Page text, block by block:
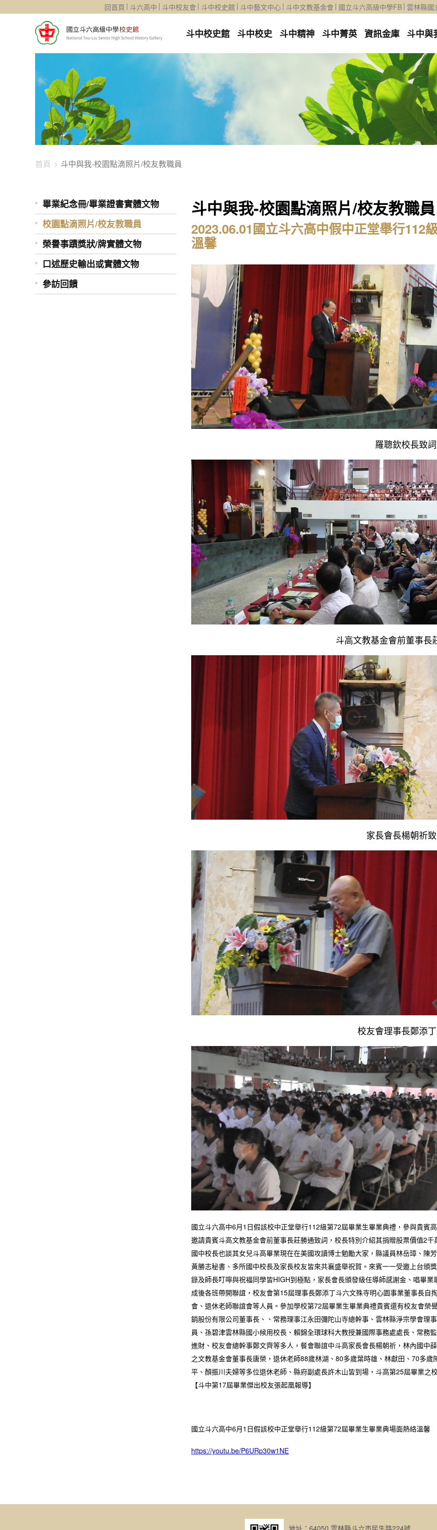
回首頁 斗六高中 斗中校友會 斗中校史館 斗中藝文中心 斗中文教基金會 國立斗六高級中學FB 雲林縣國
斗中校史館 斗中校史 斗中精神 斗中菁英 資訊金庫 斗中與
首頁 斗中與我-校園點滴照片/校友教職員
畢業紀念冊/畢業證書實體文物
校園點滴照片/校友教職員
榮譽事蹟獎狀/牌實體文物
口述歷史輸出或實體文物
參訪回饋
斗中與我-校園點滴照片/校友教職員
2023.06.01國立斗六高中假中正堂舉行112
溫馨
羅聰欽校長致詞
斗高文教基金會前董事長
家長會長楊朝祈
校友會理事長鄭添
國立斗六高中6月1日假該校中正堂舉行112級第72屆畢業生畢業典禮，參與貴賓
邀請貴賓斗高文教基金會前董事長莊勝通致詞，校長特別介紹其捐贈股票價值2
國中校長也談其女兒斗高畢業現在在美國攻讀博士勉勵大家，縣議員林岳璋、陳
黃勝志秘書、多所國中校長及家長校友皆來共襄盛舉祝賀。來賓一一受邀上台頒
錄及師長叮嚀與祝福同學皆HIGH到極點，家長會長頒發級任導師感謝金、唱畢
成後各班帶開聯誼，校友會第15屆理事長鄭添丁斗六文殊寺明心園事業董事長
會、退休老師聯誼會等人員。參加學校第72屆畢業生畢業典禮貴賓還有校友會
銷股份有限公司董事長、、常務理事江永田彌陀山寺總幹事、雲林縣淨宗學會理
員、孫碧津雲林縣國小候用校長、賴錦全環球科大教授兼國際事務處處長、常務
進財、校友會總幹事鄭文齊等多人，餐會聯誼中斗高家長會長楊朝祈，林內國中
之文教基金會董事長唐榮，退休老師88歲林湖、80多歲葉時雄、林獻田、70多
平、顏振川夫婦等多位退休老師、縣府副處長許木山皆到場，斗高第25屆畢業
【斗中第17屆畢業傑出校友張起凰報導】
國立斗六高中6月1日假該校中正堂舉行112級第72屆畢業生畢業典場面熱絡溫馨
https://youtu.be/P6URp30w1NE
地址：64050 雲林縣斗六市民生路224號